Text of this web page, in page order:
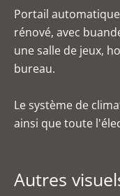
Portail
rénové, avec
une salle de jeux,
bureau.
Le système de
ainsi que toute
Autres